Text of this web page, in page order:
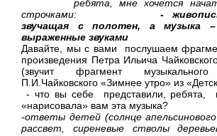
ребята, мне хочется начать
строчками: - живопись –
звучащая с полотен, а музыка
выраженные звуками
Давайте, мы с вами послушаем
произведения Петра Ильича
(звучит фрагмент музыкального
П.И.Чайковского «Зимнее утро» из
- что вы себе представили, ребята,
«нарисовала» вам эта музыка?
-ответы детей (солнце
рассвет, сиреневые стволы